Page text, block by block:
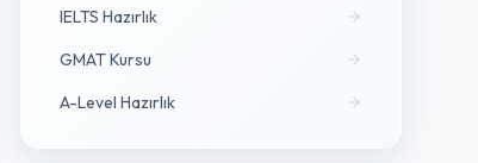
IELTS Hazırlık
GMAT Kursu
A-Level Hazırlık